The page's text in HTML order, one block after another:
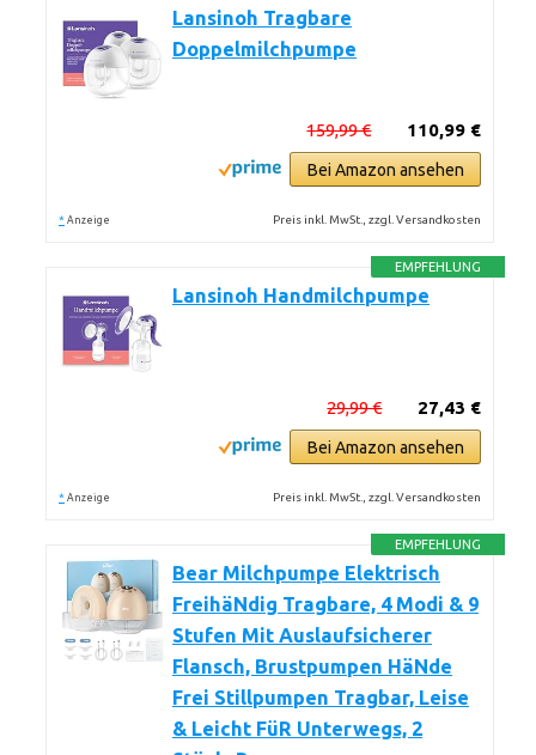
Lansinoh Tragbare
Doppelmilchpumpe
110,99 €
159,99 €
Bei Amazon ansehen
* Anzeige Preis inkl. MwSt., zzgl. Versandkosten
EMPFEHLUNG
Lansinoh Handmilchpumpe
27,43 €
29,99 €
Bei Amazon ansehen
* Anzeige Preis inkl. MwSt., zzgl. Versandkosten
EMPFEHLUNG
Bear Milchpumpe Elektrisch
FreihäNdig Tragbare, 4 Modi & 9
Stufen Mit Auslaufsicherer
Flansch, Brustpumpen HäNde
Frei Stillpumpen Tragbar, Leise
& Leicht FüR Unterwegs, 2